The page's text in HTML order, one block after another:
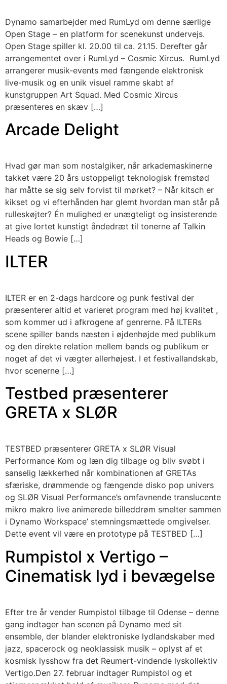
Dynamo samarbejder med RumLyd om denne særlige
Open Stage – en platform for scenekunst undervejs.
Open Stage spiller kl. 20.00 til ca. 21.15. Derefter går
arrangementet over i RumLyd – Cosmic Xircus. RumLyd
arrangerer musik-events med fængende elektronisk
live-musik og en unik visuel ramme skabt af
kunstgruppen Art Squad. Med Cosmic Xircus
præsenteres en skæv […]
Arcade Delight
Hvad gør man som nostalgiker, når arkademaskinerne
takket være 20 års ustoppeligt teknologisk fremstød
har måtte se sig selv forvist til mørket? – Når kitsch er
kikset og vi efterhånden har glemt hvordan man står på
rulleskøjter? Én mulighed er unægteligt og insisterende
at give lortet kunstigt åndedræt til tonerne af Talkin
Heads og Bowie […]
ILTER
ILTER er en 2-dags hardcore og punk festival der
præsenterer altid et varieret program med høj kvalitet ,
som kommer ud i afkrogene af genrerne. På ILTERs
scene spiller bands næsten i øjdenhøjde med publikum
og den direkte relation mellem bands og publikum er
noget af det vi vægter allerhøjest. I et festivallandskab,
hvor scenerne […]
Testbed præsenterer
GRETA x SLØR
TESTBED præsenterer GRETA x SLØR Visual
Performance Kom og læn dig tilbage og bliv svøbt i
sanselig lækkerhed når kombinationen af GRETAs
sfæriske, drømmende og fængende disko pop univers
og SLØR Visual Performance’s omfavnende translucente
mikro makro live animerede billeddrøm smelter sammen
i Dynamo Workspace’ stemningsmættede omgivelser.
Dette event vil være en prototype på TESTBED […]
Rumpistol x Vertigo –
Cinematisk lyd i bevægelse
Efter tre år vender Rumpistol tilbage til Odense – denne
gang indtager han scenen på Dynamo med sit
ensemble, der blander elektroniske lydlandskaber med
jazz, spacerock og neoklassisk musik – oplyst af et
kosmisk lysshow fra det Reumert-vindende lyskollektiv
Vertigo.Den 27. februar indtager Rumpistol og et